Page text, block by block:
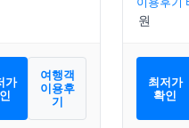
가
여행객
이용후
기
최저가
확인